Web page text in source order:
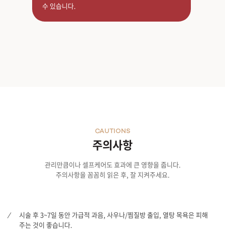
수 있습니다.
주의사항
CAUTIONS
관리만큼이나 셀프케어도 효과에 큰 영향을 줍니다.
주의사항을 꼼꼼히 읽은 후, 잘 지켜주세요.
시술 후 3~7일 동안 가급적 과음, 사우나/찜질방 출입, 열탕 목욕은 피해
주는 것이 좋습니다.